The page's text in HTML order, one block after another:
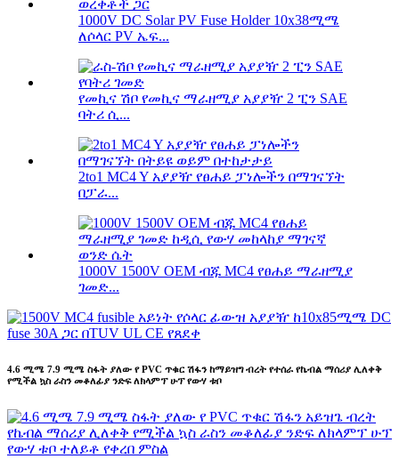
1000V DC Solar PV Fuse Holder 10x38ሚሜ
ለሶላር PV ኤፍ...
የመኪና ሽቦ የመኪና ማራዘሚያ አያያዥ 2 ፒን SAE
ባትሪ ሲ...
2to1 MC4 Y አያያዥ የፀሐይ ፓነሎችን በማገናኘት
በፓራ...
1000V 1500V OEM ብጁ MC4 የፀሐይ ማራዘሚያ
ገመድ...
4.6 ሚሜ 7.9 ሚሜ ስፋት ያለው የ PVC ጥቁር ሽፋን ከማይዝግ ብረት የተሰራ የኬብል ማሰሪያ ሊለቀቅ
የሚችል ኳስ ራስን መቆለፊያ ንድፍ ለክላምፕ ሁፕ የውሃ ቱቦ